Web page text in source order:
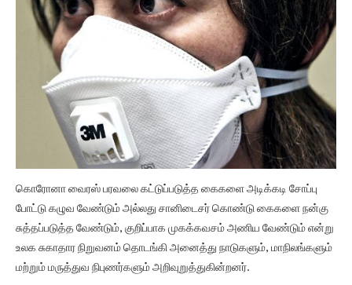
கொரோனா வைரஸ் பரவலை கட்டுப்படுத்த கைகளை அடிக்கடி சோப்பு
போட்டு கழுவ வேண்டும் அல்லது சானிடைசர் கொண்டு கைகளை நன்கு
சுத்தப்படுத்த வேண்டும், குறிப்பாக முகக்கவசம் அணிய வேண்டும் என்று
உலக சுகாதார நிறுவனம் தொடங்கி அனைத்து நாடுகளும், மாநிலங்களும்
மற்றும் மருத்துவ நிபுணர்களும் அறிவுறுத்துகின்றனர்.